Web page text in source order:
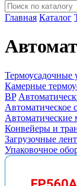
Главная Каталог
Камерные
BP
Автоматическое
Конвейеры и
Загрузочные
Упаковочное